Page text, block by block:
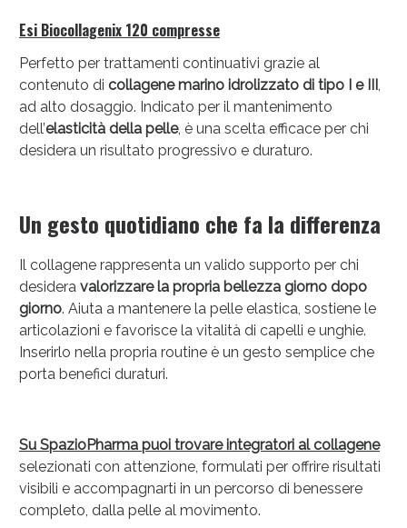
Esi Biocollagenix 120 compresse
Perfetto per trattamenti continuativi grazie al
contenuto di collagene marino idrolizzato di tipo I e III ,
ad alto dosaggio. Indicato per il mantenimento
dell’elasticità della pelle, è una scelta efficace per chi
desidera un risultato progressivo e duraturo.
Un gesto quotidiano che fa la differenza
Il collagene rappresenta un valido supporto per chi
desidera valorizzare la propria bellezza giorno dopo
giorno. Aiuta a mantenere la pelle elastica, sostiene le
articolazioni e favorisce la vitalità di capelli e unghie.
Inserirlo nella propria routine è un gesto semplice che
porta benefici duraturi.
Su SpazioPharma puoi trovare integratori al collagene
selezionati con attenzione, formulati per offrire risultati
visibili e accompagnarti in un percorso di benessere
completo, dalla pelle al movimento.